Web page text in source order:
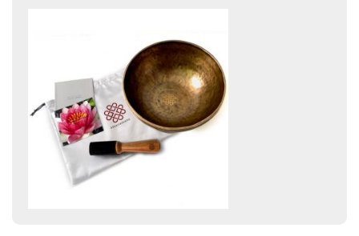
ビギナー講師・養成講座
アマナマナとは
About Us